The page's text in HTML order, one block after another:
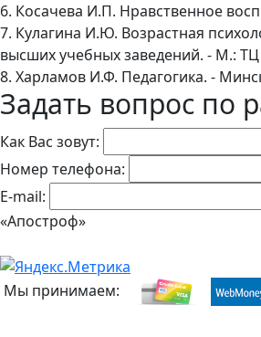
6. Косачева И.П. Нравственное
7. Кулагина И.Ю. Возрастная
высших учебных заведений. - М.:
8. Харламов И.Ф. Педагогика. -
Задать вопрос по
Как Вас зовут:
Номер телефона:
E-mail:
«Апостроф»
Мы принимаем: